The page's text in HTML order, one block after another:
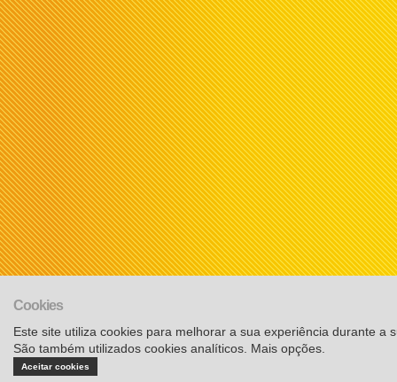
Cookies
Este site utiliza cookies para melhorar a sua experiência durante a
São também utilizados cookies analíticos. Mais opções
Aceitar cookies